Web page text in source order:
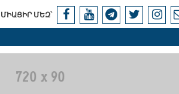
ՄԻԱՑԻՐ ՄԵԶ՝